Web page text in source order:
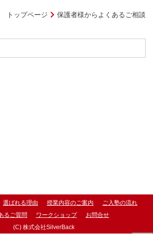
トップページ 保護者様からよくあるご相談
(C) 株式会社SilverBack
選ばれる理由 授業内容のご案内
ご入塾の流れ
るご質問
ワークショップ お問合せ